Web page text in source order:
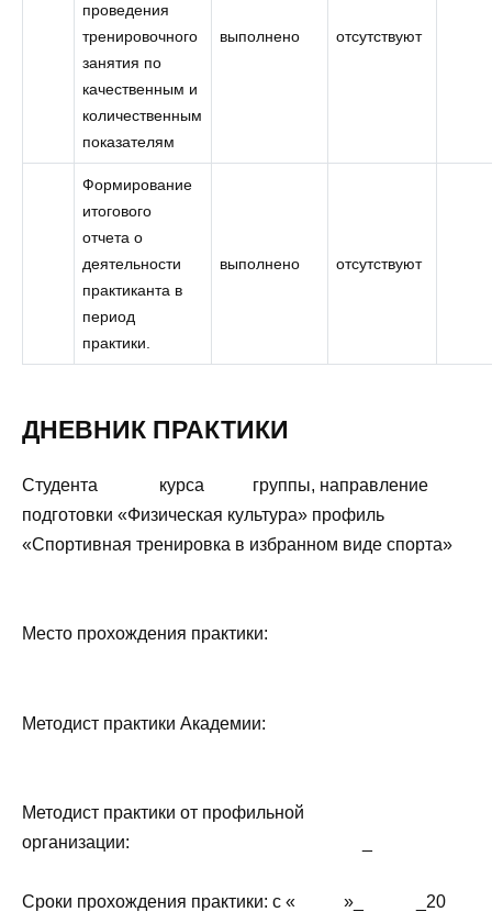
проведения
тренировочного
занятия по
качественным и
количественным
показателям
выполнено отсутствуют
Формирование
итогового
отчета о
деятельности
практиканта в
период
практики.
выполнено отсутствуют
ДНЕВНИК ПРАКТИКИ
Студента курса группы, направление
подготовки «Физическая культура» профиль
«Спортивная тренировка в избранном виде спорта»
Место прохождения практики:
Методист практики Академии:
Методист практики от профильной
организации: _
Сроки прохождения практики: с « »_ _20